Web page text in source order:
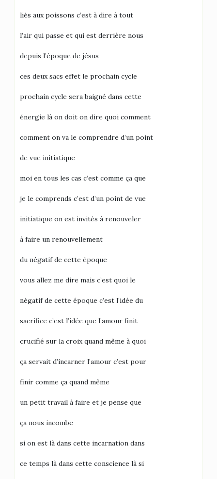
liés aux poissons c’est à dire à tout
l’air qui passe et qui est derrière nous
depuis l’époque de jésus
ces deux sacs effet le prochain cycle
prochain cycle sera baigné dans cette
énergie là on doit on dire quoi comment
comment on va le comprendre d’un point
de vue initiatique
moi en tous les cas c’est comme ça que
je le comprends c’est d’un point de vue
initiatique on est invités à renouveler
à faire un renouvellement
du négatif de cette époque
vous allez me dire mais c’est quoi le
négatif de cette époque c’est l’idée du
sacrifice c’est l’idée que l’amour finit
crucifié sur la croix quand même à quoi
ça servait d’incarner l’amour c’est pour
finir comme ça quand même
un petit travail à faire et je pense que
ça nous incombe
si on est là dans cette incarnation dans
ce temps là dans cette conscience là si